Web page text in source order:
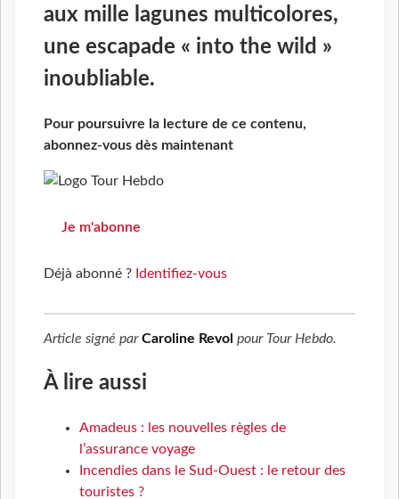
aux mille lagunes multicolores,
une escapade « into the wild »
inoubliable.
Pour poursuivre la lecture de ce contenu,
abonnez-vous dès maintenant
Je m'abonne
Déjà abonné ? Identifiez-vous
Article signé parCaroline Revol pour Tour Hebdo.
À lire aussi
Amadeus : les nouvelles règles de
l’assurance voyage
Incendies dans le Sud-Ouest : le retour des
touristes ?